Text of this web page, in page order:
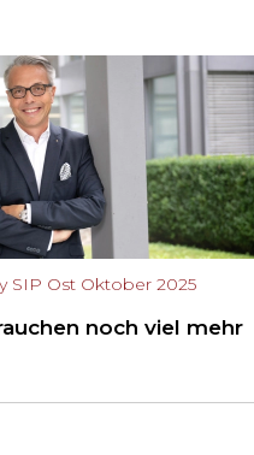
SIP Ost Oktober 2025
noch viel mehr